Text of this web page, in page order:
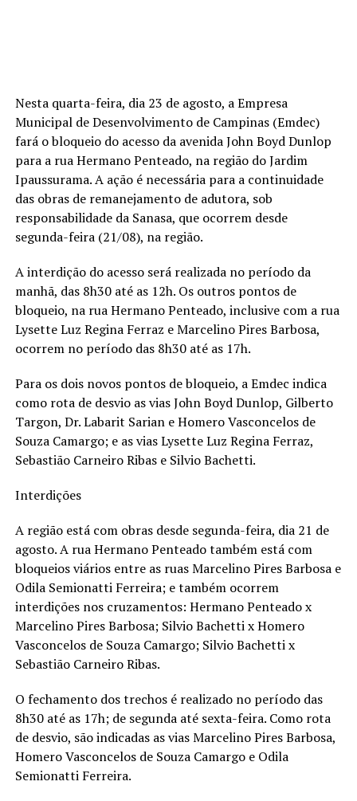
Nesta quarta-feira, dia 23 de agosto, a Empresa
Municipal de Desenvolvimento de Campinas (Emdec)
fará o bloqueio do acesso da avenida John Boyd Dunlop
para a rua Hermano Penteado, na região do Jardim
Ipaussurama. A ação é necessária para a continuidade
das obras de remanejamento de adutora, sob
responsabilidade da Sanasa, que ocorrem desde
segunda-feira (21/08), na região.
A interdição do acesso será realizada no período da
manhã, das 8h30 até as 12h. Os outros pontos de
bloqueio, na rua Hermano Penteado, inclusive com a rua
Lysette Luz Regina Ferraz e Marcelino Pires Barbosa,
ocorrem no período das 8h30 até as 17h.
Para os dois novos pontos de bloqueio, a Emdec indica
como rota de desvio as vias John Boyd Dunlop, Gilberto
Targon, Dr. Labarit Sarian e Homero Vasconcelos de
Souza Camargo; e as vias Lysette Luz Regina Ferraz,
Sebastião Carneiro Ribas e Silvio Bachetti.
Interdições
A região está com obras desde segunda-feira, dia 21 de
agosto. A rua Hermano Penteado também está com
bloqueios viários entre as ruas Marcelino Pires Barbosa e
Odila Semionatti Ferreira; e também ocorrem
interdições nos cruzamentos: Hermano Penteado x
Marcelino Pires Barbosa; Silvio Bachetti x Homero
Vasconcelos de Souza Camargo; Silvio Bachetti x
Sebastião Carneiro Ribas.
O fechamento dos trechos é realizado no período das
8h30 até as 17h; de segunda até sexta-feira. Como rota
de desvio, são indicadas as vias Marcelino Pires Barbosa,
Homero Vasconcelos de Souza Camargo e Odila
Semionatti Ferreira.